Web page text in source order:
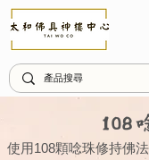
108
使用108顆唸珠修持佛